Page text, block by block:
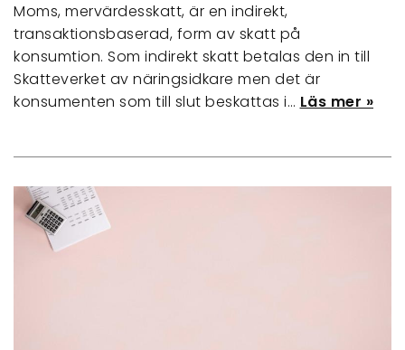
Moms, mervärdesskatt, är en indirekt,
transaktionsbaserad, form av skatt på
konsumtion. Som indirekt skatt betalas den in till
Skatteverket av näringsidkare men det är
konsumenten som till slut beskattas i… Läs mer »